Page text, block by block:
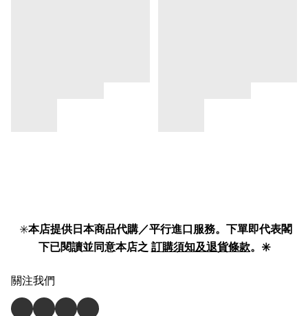
✳️本店提供日本商品代購／平行進口服務。下單即代表閣
下已閱讀並同意本店之 訂購須知及退貨條款。✳️
關注我們